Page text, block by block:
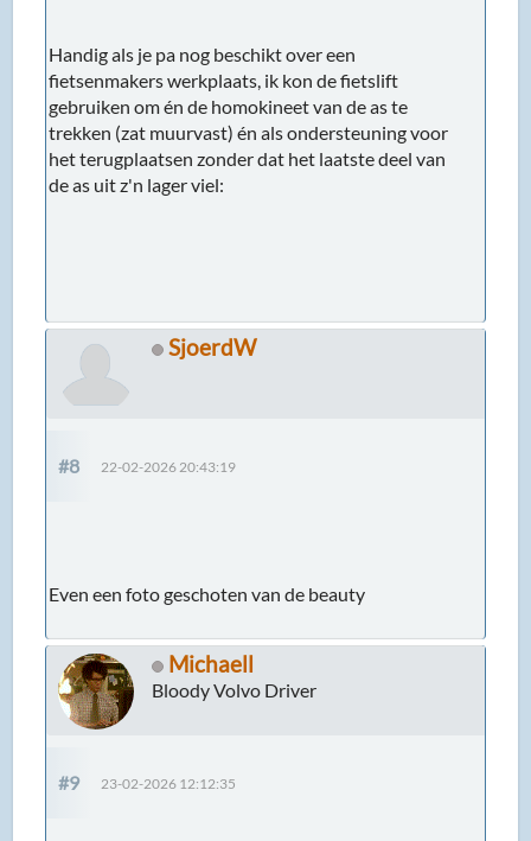
Handig als je pa nog beschikt over een
fietsenmakers werkplaats, ik kon de fietslift
gebruiken om én de homokineet van de as te
trekken (zat muurvast) én als ondersteuning voor
het terugplaatsen zonder dat het laatste deel van
de as uit z'n lager viel:
SjoerdW
#8 22-02-2026 20:43:19
Even een foto geschoten van de beauty
Michaell
Bloody Volvo Driver
#9 23-02-2026 12:12:35